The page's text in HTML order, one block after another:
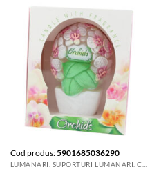
Cod produs:5901685036290